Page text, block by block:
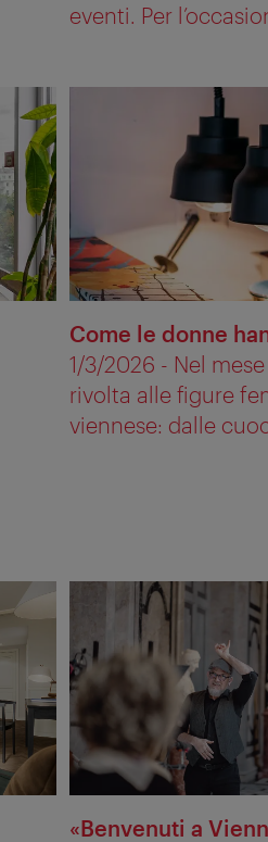
eventi. Per
Come le donne
1/3/2026 - Nel
rivolta alle figure
viennese: dalle
«Benvenuti a